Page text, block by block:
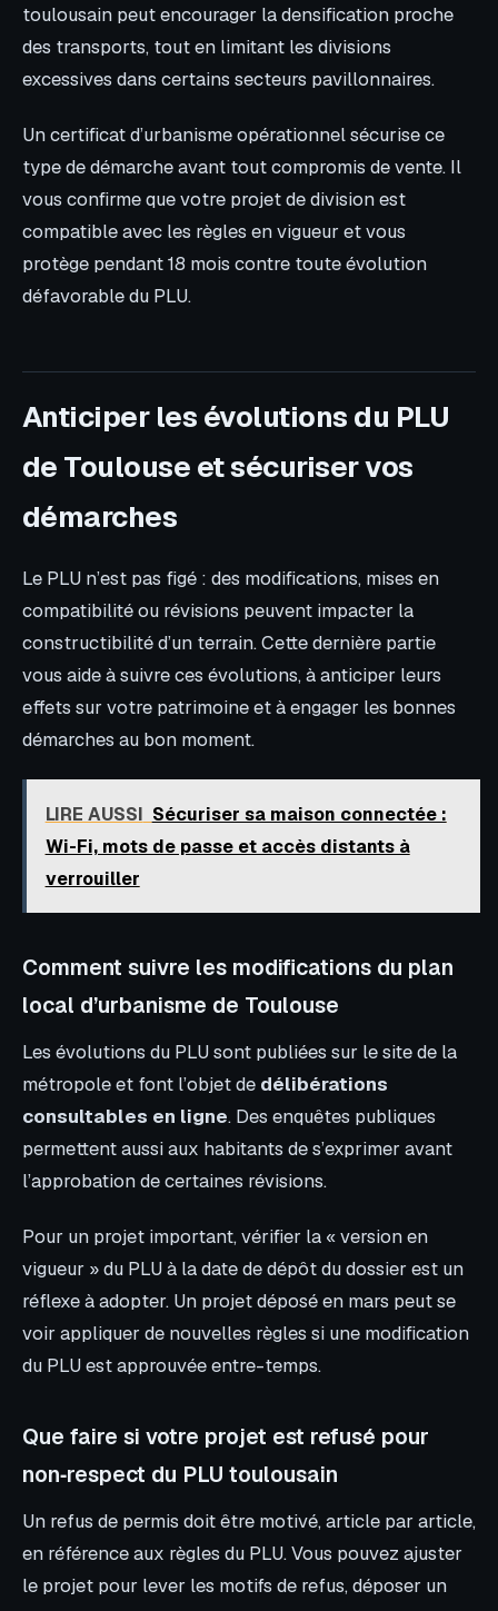
toulousain peut encourager la densification proche
des transports, tout en limitant les divisions
excessives dans certains secteurs pavillonnaires.
Un certificat d’urbanisme opérationnel sécurise ce
type de démarche avant tout compromis de vente. Il
vous confirme que votre projet de division est
compatible avec les règles en vigueur et vous
protège pendant 18 mois contre toute évolution
défavorable du PLU.
Anticiper les évolutions du PLU
de Toulouse et sécuriser vos
démarches
Le PLU n’est pas figé : des modifications, mises en
compatibilité ou révisions peuvent impacter la
constructibilité d’un terrain. Cette dernière partie
vous aide à suivre ces évolutions, à anticiper leurs
effets sur votre patrimoine et à engager les bonnes
démarches au bon moment.
LIRE AUSSI Sécuriser sa maison connectée :
Wi-Fi, mots de passe et accès distants à
verrouiller
Comment suivre les modifications du plan
local d’urbanisme de Toulouse
Les évolutions du PLU sont publiées sur le site de la
métropole et font l’objet de délibérations
consultables en ligne. Des enquêtes publiques
permettent aussi aux habitants de s’exprimer avant
l’approbation de certaines révisions.
Pour un projet important, vérifier la « version en
vigueur » du PLU à la date de dépôt du dossier est un
réflexe à adopter. Un projet déposé en mars peut se
voir appliquer de nouvelles règles si une modification
du PLU est approuvée entre-temps.
Que faire si votre projet est refusé pour
non‑respect du PLU toulousain
Un refus de permis doit être motivé, article par article,
en référence aux règles du PLU. Vous pouvez ajuster
le projet pour lever les motifs de refus, déposer un